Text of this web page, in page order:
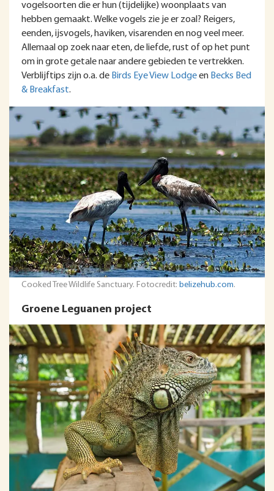
vogelsoorten die er hun (tijdelijke) woonplaats van
hebben gemaakt. Welke vogels zie je er zoal? Reigers,
eenden, ijsvogels, haviken, visarenden en nog veel meer.
Allemaal op zoek naar eten, de liefde, rust of op het punt
om in grote getale naar andere gebieden te vertrekken.
Verblijftips zijn o.a. de Birds Eye View Lodgeen Becks Bed
& Breakfast.
Cooked Tree Wildlife Sanctuary. Fotocredit: belizehub.com.
Groene Leguanen project